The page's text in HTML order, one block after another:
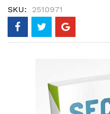
SKU 2510971